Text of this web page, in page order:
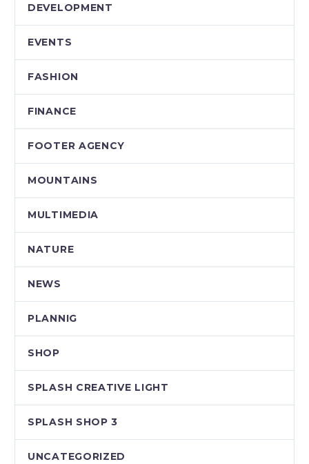
DEVELOPMENT
EVENTS
FASHION
FINANCE
FOOTER AGENCY
MOUNTAINS
MULTIMEDIA
NATURE
NEWS
PLANNIG
SHOP
SPLASH CREATIVE LIGHT
SPLASH SHOP 3
UNCATEGORIZED